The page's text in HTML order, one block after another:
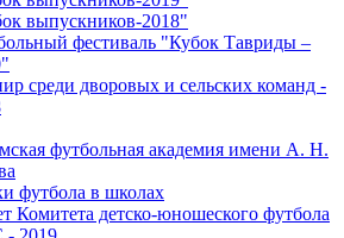
выпускников-2018"
фестиваль "Кубок Тавриды –
среди дворовых и сельских команд -
футбольная академия имени А. Н.
футбола в школах
Комитета детско-юношеского футбола